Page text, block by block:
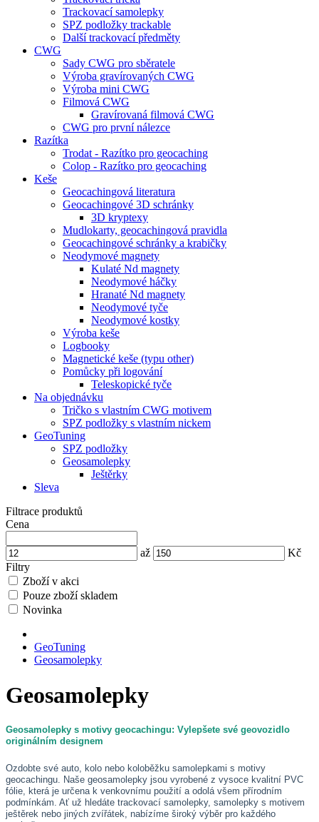
Trackovací samolepky
SPZ podložky trackable
Další trackovací předměty
CWG
Sady CWG pro sběratele
Výroba gravírovaných CWG
Výroba mini CWG
Filmová CWG
Gravírovaná filmová CWG
CWG pro první nálezce
Razítka
Trodat - Razítko pro geocaching
Colop - Razítko pro geocaching
Keše
Geocachingová literatura
Geocachingové 3D schránky
3D kryptexy
Mudlokarty, geocachingová pravidla
Geocachingové schránky a krabičky
Neodymové magnety
Kulaté Nd magnety
Neodymové háčky
Hranaté Nd magnety
Neodymové tyče
Neodymové kostky
Výroba keše
Logbooky
Magnetické keše (typu other)
Pomůcky při logování
Teleskopické tyče
Na objednávku
Tričko s vlastním CWG motivem
SPZ podložky s vlastním nickem
GeoTuning
SPZ podložky
Geosamolepky
Ještěrky
Sleva
Filtrace produktů
Cena
až
Kč
Filtry
Zboží v akci
Pouze zboží skladem
Novinka
GeoTuning
Geosamolepky
Geosamolepky
Geosamolepky s motivy geocachingu: Vylepšete své geovozidlo
originálním designem
Ozdobte své auto, kolo nebo koloběžku samolepkami s motivy
geocachingu. Naše geosamolepky jsou vyrobené z vysoce kvalitní PVC
fólie, která je určena k venkovnímu použití a odolá všem přírodním
podmínkám. Ať už hledáte trackovací samolepky, samolepky s motivem
ještěrek nebo jiných zvířátek, nabízíme široký výběr pro každého